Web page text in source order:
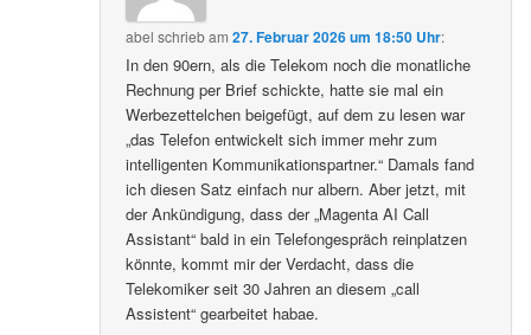
abel schriebam27. Februar 2026 um 18:50 Uhr:
In den 90ern, als die Telekom noch die monatliche
Rechnung per Brief schickte, hatte sie mal ein
Werbezettelchen beigefügt, auf dem zu lesen war
„das Telefon entwickelt sich immer mehr zum
intelligenten Kommunikationspartner.“ Damals fand
ich diesen Satz einfach nur albern. Aber jetzt, mit
der Ankündigung, dass der „Magenta AI Call
Assistant“ bald in ein Telefongespräch reinplatzen
könnte, kommt mir der Verdacht, dass die
Telekomiker seit 30 Jahren an diesem „call
Assistent“ gearbeitet habae.